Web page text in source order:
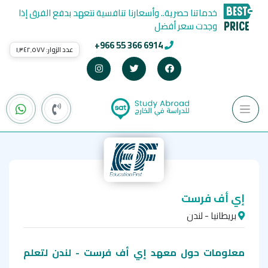
+966 55 366 6914
خدماتنا حصرية.. وأسعارنا تنافسية نتعهد بدفع الفرق إذا
وجدت سعر أفضل
عدد الزوار:١٬٣٤٢٬٥٧٧
إي أف فرست
بريطانيا - لندن
معلومات حول معهد إي أف فرست - لندن لتعلم